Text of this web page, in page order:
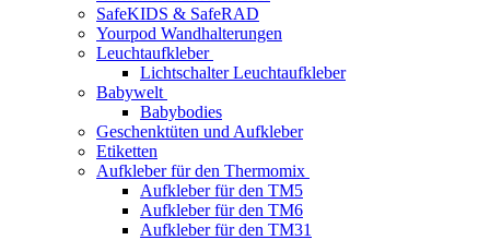
SafeKIDS & SafeRAD
Yourpod Wandhalterungen
Leuchtaufkleber
Lichtschalter Leuchtaufkleber
Babywelt
Babybodies
Geschenktüten und Aufkleber
Etiketten
Aufkleber für den Thermomix
Aufkleber für den TM5
Aufkleber für den TM6
Aufkleber für den TM31